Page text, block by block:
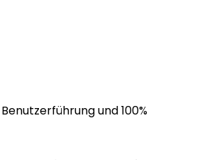
und 100%